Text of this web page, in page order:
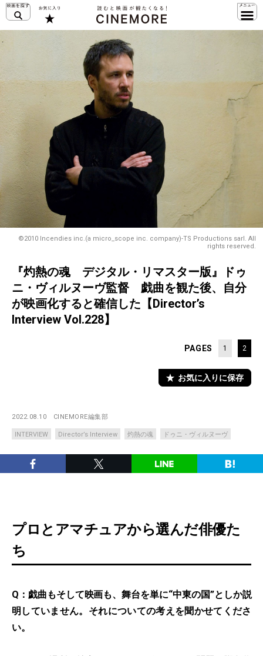
©2010 Incendies inc.(a micro_scope inc. company)-TS Productions sarl. All
rights reserved.
『灼熱の魂 デジタル・リマスター版』ドゥ
ニ・ヴィルヌーヴ監督 戯曲を観た後、自分
が映画化すると確信した【Director’s
Interview Vol.228】
PAGES 1 2
お気に入りに保存
2022.08.10 CINEMORE編集部
INTERVIEW Director’s Interview 灼熱の魂 ドゥニ・ヴィルヌーヴ
プロとアマチュアから選んだ俳優た
ち
Q：戯曲もそして映画も、舞台を単に“中東の国”としか説
明していません。それについての考えを聞かせてくださ
い。